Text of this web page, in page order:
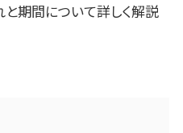
期間について詳しく解説